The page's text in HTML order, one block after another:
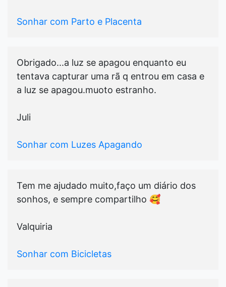
Sonhar com Parto e Placenta
Obrigado...a luz se apagou enquanto eu
tentava capturar uma rã q entrou em casa e
a luz se apagou.muoto estranho.
Juli
Sonhar com Luzes Apagando
Tem me ajudado muito,faço um diário dos
sonhos, e sempre compartilho 🥰
Valquiria
Sonhar com Bicicletas